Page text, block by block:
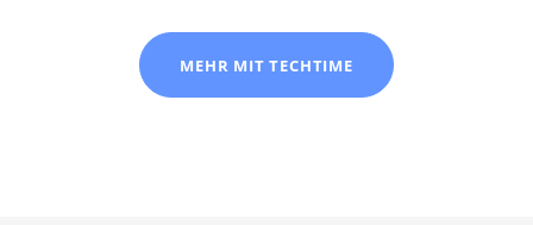
MEHR MIT TECHTIME